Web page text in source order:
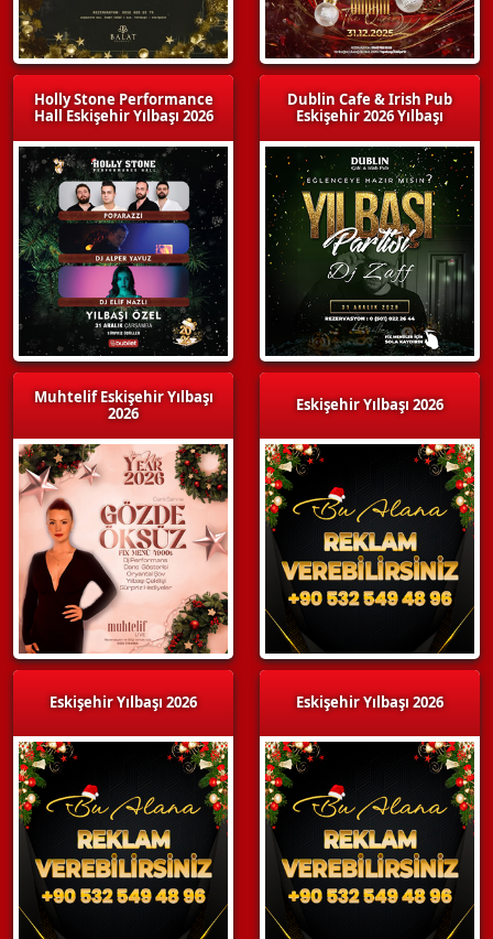
Holly Stone Performance
Hall Eskişehir Yılbaşı 2026
Muhtelif Eskişehir Yılbaşı
2026
Eskişehir Yılbaşı 2026
Dublin Cafe & Irish Pub
Eskişehir 2026 Yılbaşı
Eskişehir Yılbaşı 2026
Eskişehir Yılbaşı 2026